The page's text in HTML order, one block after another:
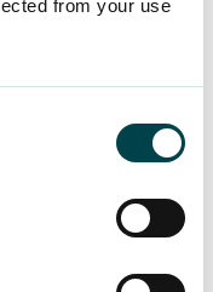
from your use
och på
att du skapar
som man
det fortsätter
medan ett litet